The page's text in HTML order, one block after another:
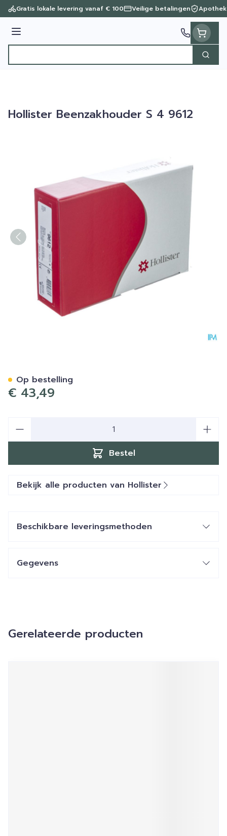
Ga naar de inhoud
Gratis lokale levering vanaf € 100 Veilige betalingen
Menu
Zoek
Hollister Beenzakhouder S 4 9612
€ 43,49
Bestel
Op bestelling
Bekijk alle producten van Hollister
Beschikbare leveringsmethoden
Gegevens
Gerelateerde producten